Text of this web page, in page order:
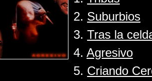
2. Suburbios
3. Tras la
4. Agresivo
5. Criando